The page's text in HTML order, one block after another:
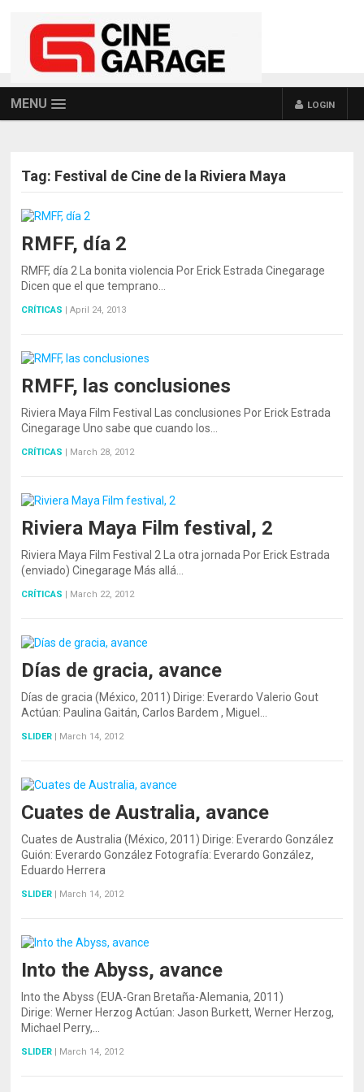
MENU LOGIN
Tag: Festival de Cine de la Riviera Maya
RMFF, día 2
RMFF, día 2 La bonita violencia Por Erick Estrada Cinegarage
Dicen que el que temprano…
CRÍTICAS | April 24, 2013
RMFF, las conclusiones
Riviera Maya Film Festival Las conclusiones Por Erick Estrada
Cinegarage Uno sabe que cuando los…
CRÍTICAS | March 28, 2012
Riviera Maya Film festival, 2
Riviera Maya Film Festival 2 La otra jornada Por Erick Estrada
(enviado) Cinegarage Más allá…
CRÍTICAS | March 22, 2012
Días de gracia, avance
Días de gracia (México, 2011) Dirige: Everardo Valerio Gout
Actúan: Paulina Gaitán, Carlos Bardem , Miguel…
SLIDER | March 14, 2012
Cuates de Australia, avance
Cuates de Australia (México, 2011) Dirige: Everardo González
Guión: Everardo González Fotografía: Everardo González,
Eduardo Herrera
SLIDER | March 14, 2012
Into the Abyss, avance
Into the Abyss (EUA-Gran Bretaña-Alemania, 2011)
Dirige: Werner Herzog Actúan: Jason Burkett, Werner Herzog,
Michael Perry,…
SLIDER | March 14, 2012